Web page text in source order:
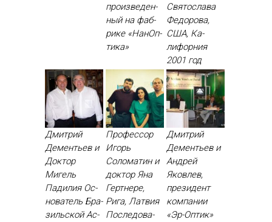
про­из­ве­ден­
ный на фаб­
ри­ке «На­нОп­
ти­ка»
Свя­тос­ла­ва
Фе­доро­ва,
США, Ка­
лифор­ния
2001 год
Дмитрий
Дементьев и
Доктор
Мигель
Падилия Ос­
но­ватель Бра­
зиль­ской Ас­
Профессор
Игорь
Соломатин и
доктор Яна
Гертнере,
Рига, Латвия
Пос­ле­дова­
Дмитрий
Дементьев и
Андрей
Яковлев,
президент
компании
«Эр-Оптик»